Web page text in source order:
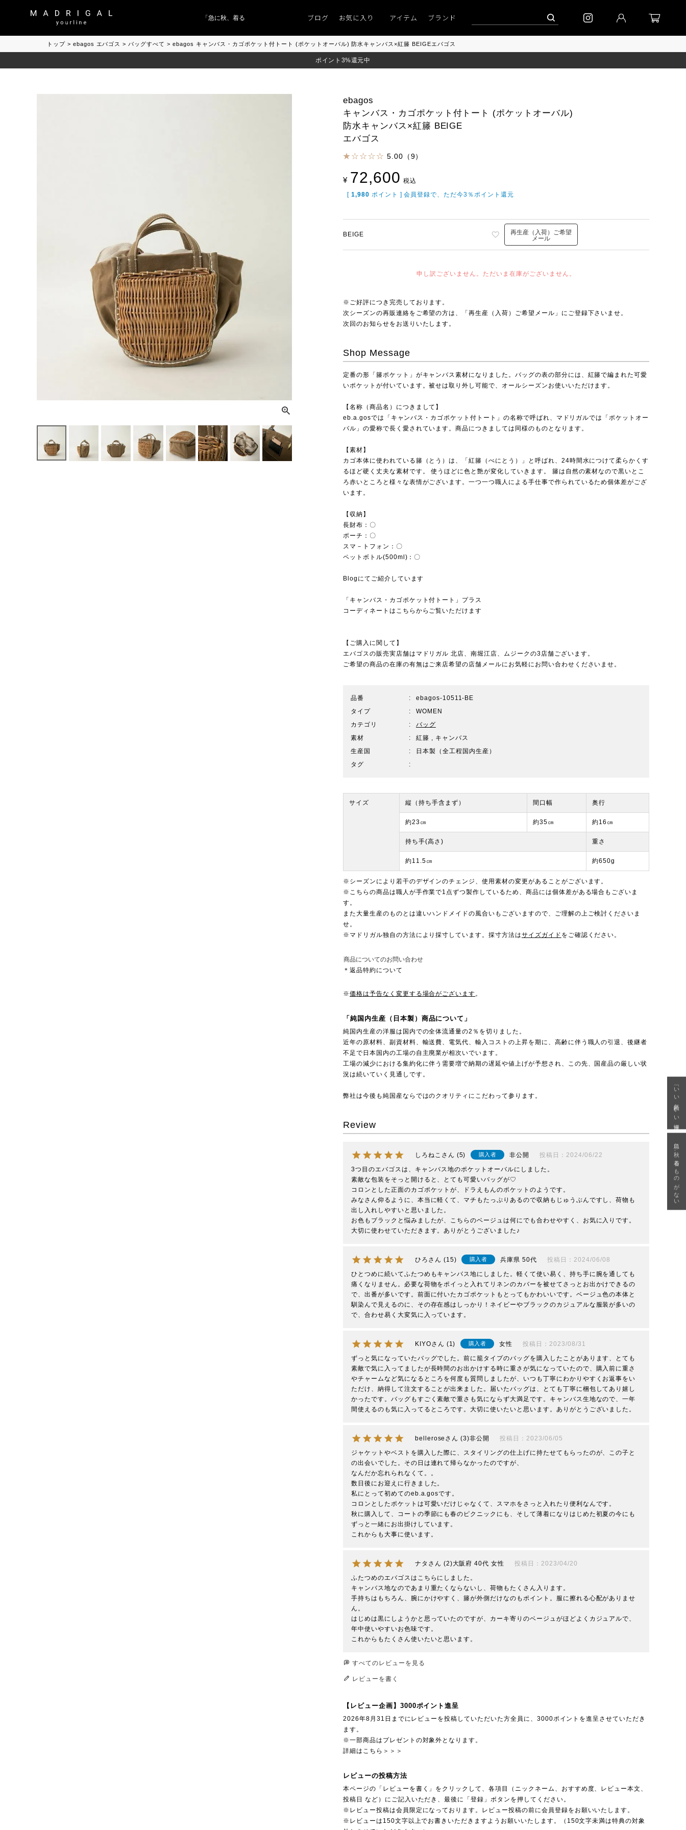
「急に秋、着るものがない」 「キレイなニット」 ポイント9％「マンスリーポイントキャンペーン」 到着｜2026AW「シフォンニット」 到着｜2026AW「マガジン」
ブログ お気に入り アイテム ブランド
トップ ebagos エバゴス バッグすべて ebagos キャンバス・カゴポケット付トート (ポケットオーバル) 防水キャンバス×紅籐 BEIGEエバゴス
ポイント3%還元中
ebagos
キャンバス・カゴポケット付トート (ポケットオーバル)
防水キャンバス×紅籐 BEIGE
エバゴス
5.00（9）
¥ 72,600 税込
[ 1,980 ポイント ] 会員登録で、ただ今3％ポイント還元
BEIGE
再生産（入荷）ご希望
メール
申し訳ございません。ただいま在庫がございません。
※ご好評につき完売しております。
次シーズンの再販連絡をご希望の方は、「再生産（入荷）ご希望メール」にご登録下さいませ。
次回のお知らせをお送りいたします。
Shop Message
定番の形「籐ポケット」がキャンバス素材になりました。バッグの表の部分には、紅籐で編まれた可愛
いポケットが付いています。被せは取り外し可能で、オールシーズンお使いいただけます。
【名称（商品名）につきまして】
eb.a.gosでは「キャンバス・カゴポケット付トート」の名称で呼ばれ、マドリガルでは「ポケットオー
バル」の愛称で長く愛されています。商品につきましては同様のものとなります。
【素材】
カゴ本体に使われている籐（とう）は、「紅籐（べにとう）」と呼ばれ、24時間水につけて柔らかくす
るほど硬く丈夫な素材です。 使うほどに色と艶が変化していきます。 籐は自然の素材なので黒いとこ
ろ赤いところと様々な表情がございます。一つ一つ職人による手仕事で作られているため個体差がござ
います。
【収納】
長財布：〇
ポーチ：〇
スマ－トフォン：〇
ペットボトル(500ml)：〇
Blogにてご紹介しています
「キャンバス・カゴポケット付トート」プラス
コーディネートはこちらからご覧いただけます
【ご購入に関して】
エバゴスの販売実店舗は マドリガル 北店 、南堀江店 ムジーク の3店舗ございます。
ご希望の商品の在庫の有無はご来店希望の店舗メールにお気軽にお問い合わせくださいませ。
品番
ebagos-10511-BE
タイプ
WOMEN
カテゴリ
バッグ
素材
紅籐 , キャンバス
生産国
日本製（全工程国内生産）
タグ
サイズ 縦（持ち手含まず） 間口幅 奥行
約23㎝ 約35㎝ 約16㎝
持ち手(高さ) 重さ
約11.5㎝ 約650g
※シーズンにより若干のデザインのチェンジ、使用素材の変更があることがございます。
※こちらの商品は職人が手作業で1点ずつ製作しているため、商品には個体差がある場合もございま
す。
また大量生産のものとは違いハンドメイドの風合いもございますので、ご理解の上ご検討くださいま
せ。
※マドリガル独自の方法により採寸しています。採寸方法はサイズガイド をご確認ください。
商品についてのお問い合わせ
＊返品特約について
※価格は予告なく変更する場合がございます 。
「純国内生産（日本製）商品について」
純国内生産の洋服は国内での全体流通量の2％を切りました。
近年の原材料、副資材料、輸送費、電気代、輸入コストの上昇を期に、高齢に伴う職人の引退、後継者
不足で日本国内の工場の自主廃業が相次いでいます。
工場の減少における集約化に伴う需要増で納期の遅延や値上げが予想され、この先、国産品の厳しい状
況は続いていく見通しです。
弊社は今後も純国産ならではのクオリティにこだわって参ります。
Review
しろねこ 5 購入者 非公開 投稿日
2024/06/22
3つ目のエバゴスは、キャンバス地のポケットオーバルにしました。
素敵な包装をそっと開けると、とても可愛いバッグが♡
コロンとした正面のカゴポケットが、ドラえもんのポケットのようです。
みなさん仰るように、本当に軽くて、マチもたっぷりあるので収納もじゅうぶんですし、荷物も
出し入れしやすいと思いました。
お色もブラックと悩みましたが、こちらのベージュは何にでも合わせやすく、お気に入りです。
大切に使わせていただきます。ありがとうございました♪
ひろ 15 購入者 兵庫県 50代 投稿日
2024/06/08
ひとつめに続いてふたつめもキャンバス地にしました。軽くて使い易く、持ち手に腕を通しても
痛くなりません。必要な荷物をポイっと入れてリネンのカバーを被せてさっとお出かけできるの
で、出番が多いです。前面に付いたカゴポケットもとってもかわいいです。ベージュ色の本体と
馴染んで見えるのに、その存在感はしっかり！ネイビーやブラックのカジュアルな服装が多いの
で、合わせ易く大変気に入っています。
KIYO 1 購入者 女性 投稿日
2023/08/31
ずっと気になっていたバッグでした。前に籠タイプのバッグを購入したことがあります、とても
素敵で気に入ってましたが長時間のお出かけする時に重さが気になっていたので、購入前に重さ
やチャームなど気になるところを何度も質問しましたが、いつも丁寧にわかりやすくお返事をい
ただけ、納得して注文することが出来ました。届いたバッグは、とても丁寧に梱包してあり嬉し
かったです。バッグもすごく素敵で重さも気にならず大満足です。キャンバス生地なので、一年
間使えるのも気に入ってるところです。大切に使いたいと思います。ありがとうございました。
bellerose 3 非公開 投稿日
2023/06/05
ジャケットやベストを購入した際に、スタイリングの仕上げに持たせてもらったのが、この子と
の出会いでした。その日は連れて帰らなかったのですが、
なんだか忘れられなくて。。
数日後にお迎えに行きました。
私にとって初めてのeb.a.gosです。
コロンとしたポケットは可愛いだけじゃなくて、スマホをさっと入れたり便利なんです。
秋に購入して、コートの季節にも春のピクニックにも、そして薄着になりはじめた初夏の今にも
ずっと一緒にお出掛けしています。
ナタ 2 大阪府 40代 女性 投稿日
2023/04/20
ふたつめのエバゴスはこちらにしました。
キャンバス地なのであまり重たくならないし、荷物もたくさん入ります。
手持ちはもちろん、腕にかけやすく、籐が外側だけなのもポイント。服に擦れる心配がありませ
ん。
はじめは黒にしようかと思っていたのですが、カーキ寄りのベージュがほどよくカジュアルで、
年中使いやすいお色味です。
これからもたくさん使いたいと思います。
すべてのレビューを見る
レビューを書く
【レビュー企画】3000ポイント進呈
2026年8月31日までにレビューを投稿していただいた方全員に、3000ポイントを進呈させていただき
ます。
※一部商品はプレゼントの対象外となります。
詳細はこちら＞＞＞
レビューの投稿方法
本ページの「レビューを書く」をクリックして、各項目（ニックネーム、おすすめ度、レビュー本文、
投稿日 など）にご記入いただき、最後に「登録」ボタンを押してください。
※レビュー投稿は会員限定になっております。レビュー投稿の前に会員登録をお願いいたします。
※レビューは150文字以上でお書きいただきますようお願いいたします。（150文字未満は特典の対象
「いい年齢 いい洋服」
急に秋、着るものがない